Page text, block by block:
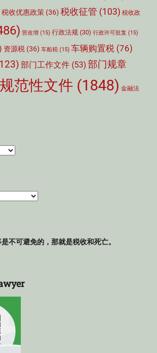
税收优惠政策 (36) 税收征管 (103) 税收政
营改增 (15) 行政法规 (30) 行政许可批复 (15)
资源税 (36) 车船税 (15) 车辆购置税 (76)
部门工作文件 (53) 部门规章
范性文件 (1848) 金融法
不可避免的，那就是税收和死亡。